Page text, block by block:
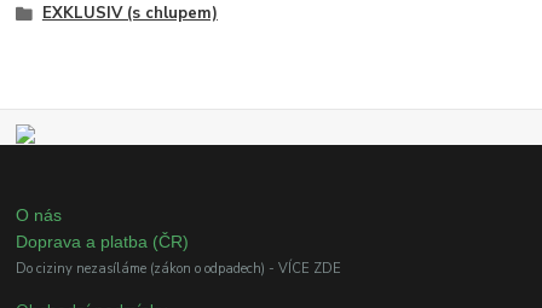
EXKLUSIV (s chlupem)
O nás
Doprava a platba (ČR)
Do ciziny nezasíláme (zákon o odpadech) - VÍCE ZDE